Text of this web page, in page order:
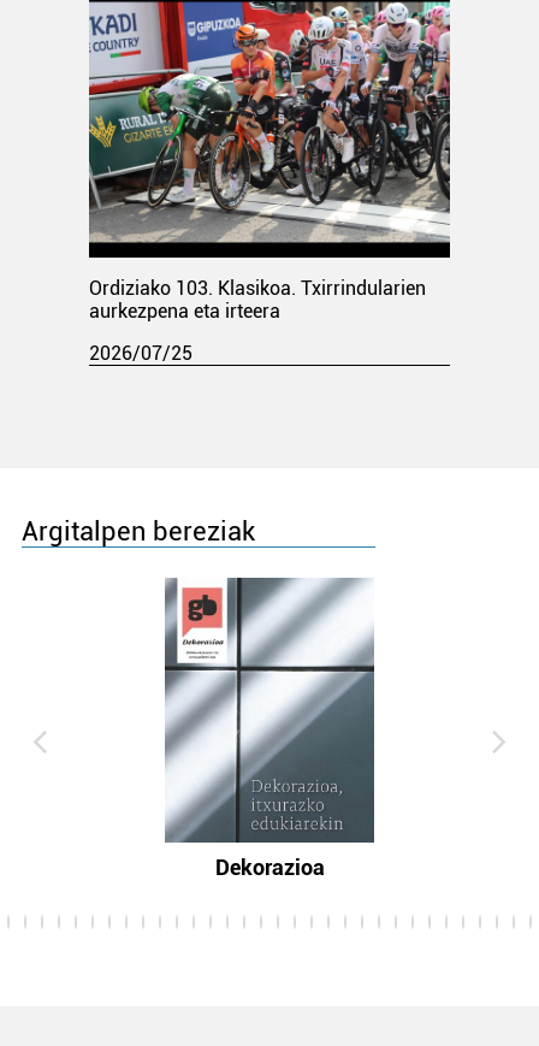
Ordiziako 103. Klasikoa. Txirrindularien
aurkezpena eta irteera
2026/07/25
Argitalpen bereziak
Dekorazioa